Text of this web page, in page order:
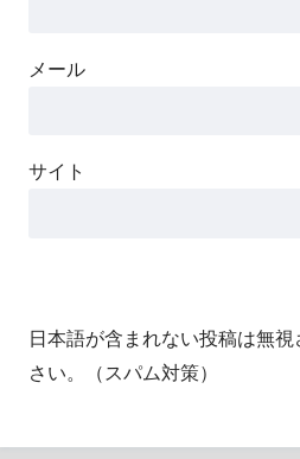
メール
サイト
日本語が含まれない投稿は無
さい。（スパム対策）